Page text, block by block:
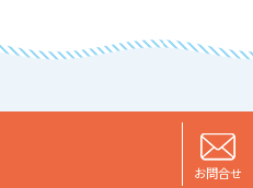
お問合せ